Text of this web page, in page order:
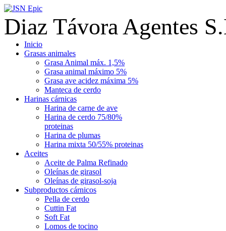
Diaz Távora Agentes
Inicio
Grasas animales
Grasa Animal máx. 1,5%
Grasa animal máximo 5%
Grasa ave acidez máxima 5%
Manteca de cerdo
Harinas cárnicas
Harina de carne de ave
Harina de cerdo 75/80%
proteinas
Harina de plumas
Harina mixta 50/55% proteinas
Aceites
Aceite de Palma Refinado
Oleínas de girasol
Oleínas de girasol-soja
Subproductos cárnicos
Pella de cerdo
Cuttin Fat
Soft Fat
Lomos de tocino